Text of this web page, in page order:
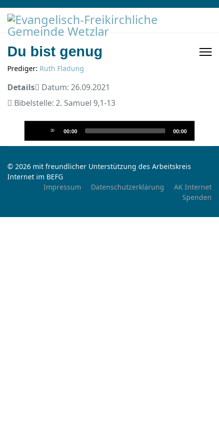
Du bist genug
Prediger: Ruth Fladung
Details
Datum: 26.09.2021
Bibelstelle: 2. Samuel 9,1-13
Player
30 00:00 00:00
© 2026 mit freundlicher Unterstützung des Arbeitskreis
Internet im BEFG
Impressum
Datenschutzerklärung
AK Internet
Spenden